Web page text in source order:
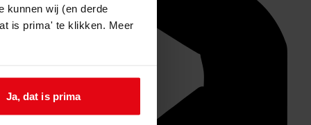
kunnen wij (en derde
is prima' te klikken. Meer
Ja, dat is prima